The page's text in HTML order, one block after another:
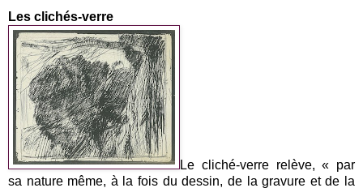
Les clichés-verre
Le cliché-verre relève, « par
sa nature même, à la fois du dessin, de la gravure et de la